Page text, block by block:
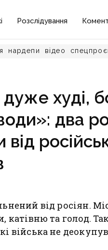
Розслідування
нардепи відео
худі,
води»: два
від
від росіян.
катівню та голод.
війська не